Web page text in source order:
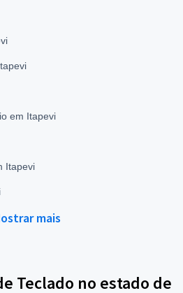
em Itapevi
Itapevi
mais
Teclado no estado de